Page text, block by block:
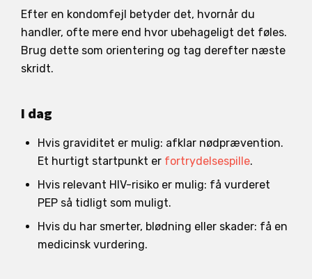
Efter en kondomfejl betyder det, hvornår du
handler, ofte mere end hvor ubehageligt det føles.
Brug dette som orientering og tag derefter næste
skridt.
I dag
Hvis graviditet er mulig: afklar nødprævention.
Et hurtigt startpunkt er fortrydelsespille.
Hvis relevant HIV-risiko er mulig: få vurderet
PEP så tidligt som muligt.
Hvis du har smerter, blødning eller skader: få en
medicinsk vurdering.